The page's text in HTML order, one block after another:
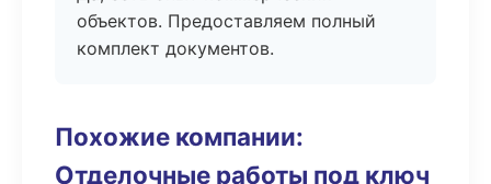
объектов. Предоставляем полный
комплект документов.
Похожие компании:
Отделочные работы под ключ